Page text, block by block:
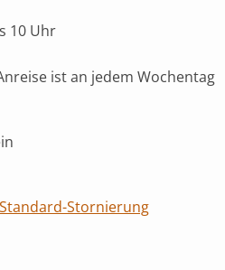
10 Uhr
ist an jedem Wochentag
Standard-Stornierung